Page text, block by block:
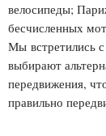
велосипеды;
бесчисленных
Мы встретились
выбирают
передвижения,
правильно